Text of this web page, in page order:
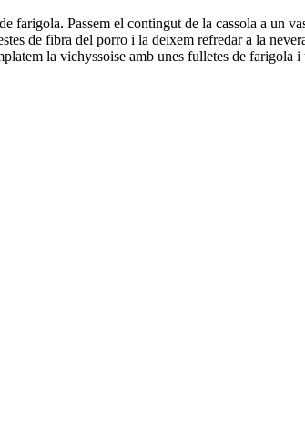
farigola. Passem el contingut de la cassola a un
de fibra del porro i la deixem refredar a la
la vichyssoise amb unes fulletes de farigola